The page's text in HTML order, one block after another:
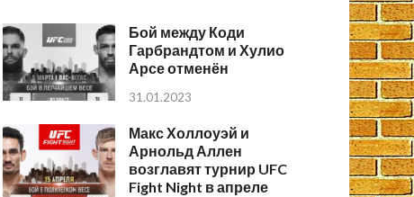
Бой между Коди
Гарбрандтом и Хулио
Арсе отменён
31.01.2023
Макс Холлоуэй и
Арнольд Аллен
возглавят турнир UFC
Fight Night в апреле